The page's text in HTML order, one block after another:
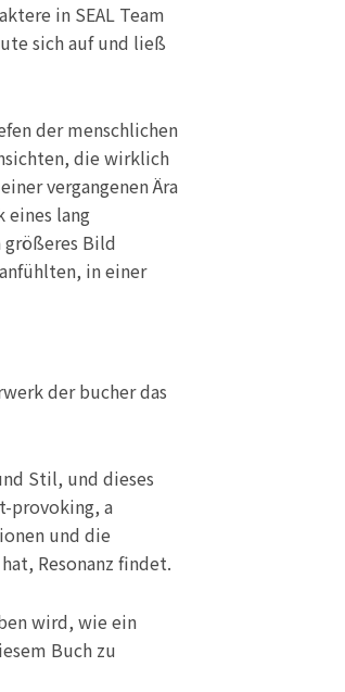
in SEAL Team
sich auf und ließ
der menschlichen
die wirklich
vergangenen Ära
eines lang
größeres Bild
in einer
der bucher das
Stil, und dieses
provoking, a
und die
Resonanz findet.
wird, wie ein
Buch zu